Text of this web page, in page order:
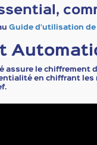
Guide d’utilisation
assure le chiffrement
en chiffrant les